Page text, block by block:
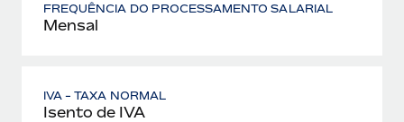
FREQUÊNCIA DO PROCESSAMENTO SALARIAL
Mensal
IVA - TAXA NORMAL
Isento de IVA